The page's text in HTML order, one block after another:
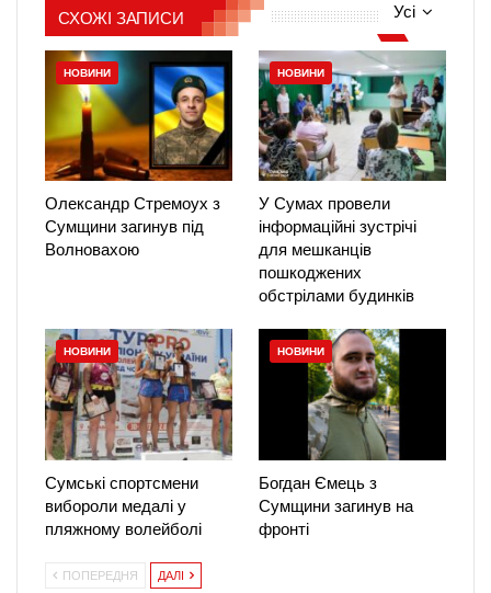
Усі
СХОЖІ ЗАПИСИ
НОВИНИ
Олександр Стремоух з
Сумщини загинув під
Волновахою
НОВИНИ
У Сумах провели
інформаційні зустрічі
для мешканців
пошкоджених
обстрілами будинків
НОВИНИ
Сумські спортсмени
вибороли медалі у
пляжному волейболі
НОВИНИ
Богдан Ємець з
Сумщини загинув на
фронті
ПОПЕРЕДНЯ ДАЛІ